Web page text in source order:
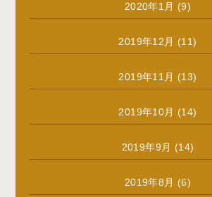
2020年1月 (9)
2019年12月 (11)
2019年11月 (13)
2019年10月 (14)
2019年9月 (14)
2019年8月 (6)